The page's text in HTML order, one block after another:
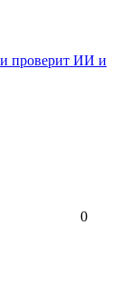
проверит ИИ и
0